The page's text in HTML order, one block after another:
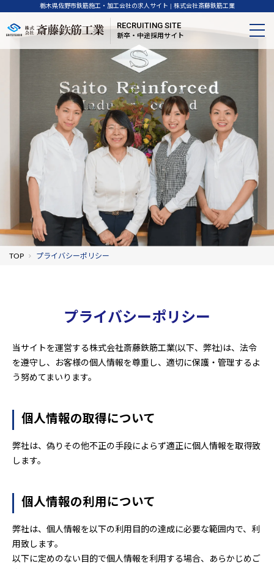
栃木県佐野市鉄筋施工・加工会社の求人サイト | 株式会社斎藤鉄筋工業
RECRUITING SITE
新卒・中途採用サイト
TOP プライバシーポリシー
プライバシーポリシー
当サイトを運営する株式会社斎藤鉄筋工業(以下、弊社)は、法令
を遵守し、お客様の個人情報を尊重し、適切に保護・管理するよ
う努めてまいります。
個人情報の取得について
弊社は、偽りその他不正の手段によらず適正に個人情報を取得致
します。
個人情報の利用について
弊社は、個人情報を以下の利用目的の達成に必要な範囲内で、利
用致します。
以下に定めのない目的で個人情報を利用する場合、あらかじめご